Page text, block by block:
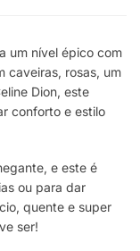
um nível épico com
caveiras, rosas, um
Dion, este
conforto e estilo
e este é
ou para dar
quente e super
ser!